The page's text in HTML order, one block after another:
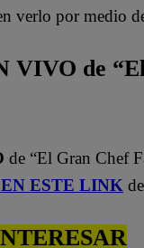
verlo por medio
VIVO de
de “El Gran Chef
EN ESTE LINK